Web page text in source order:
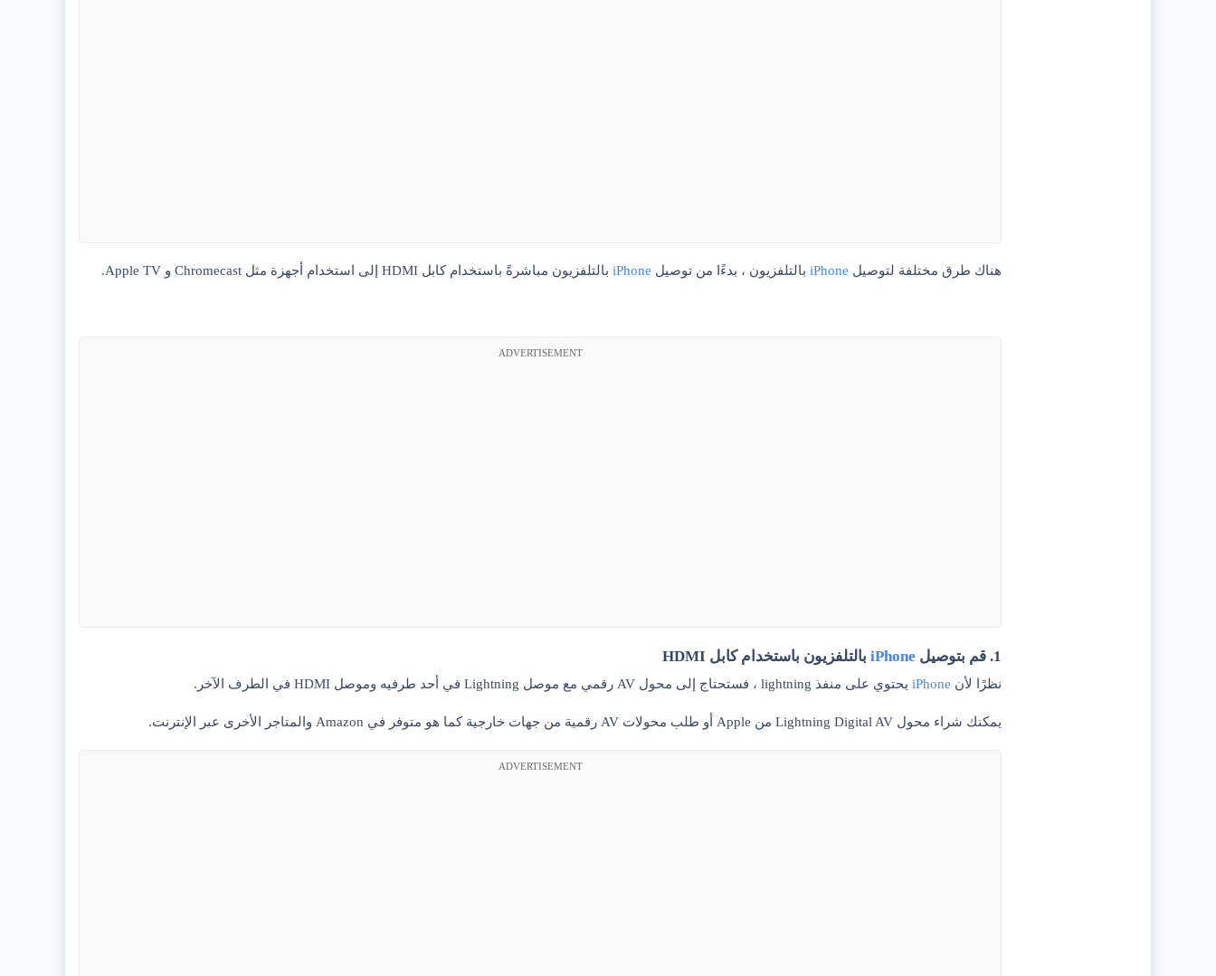
هناك طرق مختلفة لتوصيل iPhone بالتلفزيون ، بدءًا من توصيل iPhone بالتلفزيون مباشرةً باستخدام كابل HDMI إلى استخدام أجهزة مثل Chromecast و Apple TV.
ADVERTISEMENT
1. قم بتوصيل iPhone بالتلفزيون باستخدام كابل HDMI​
نظرًا لأن iPhone يحتوي على منفذ lightning ، فستحتاج إلى محول AV رقمي مع موصل Lightning في أحد طرفيه وموصل HDMI في الطرف الآخر.
يمكنك شراء محول Lightning Digital AV من Apple أو طلب محولات AV رقمية من جهات خارجية كما هو متوفر في Amazon والمتاجر الأخرى عبر الإنترنت.
ADVERTISEMENT